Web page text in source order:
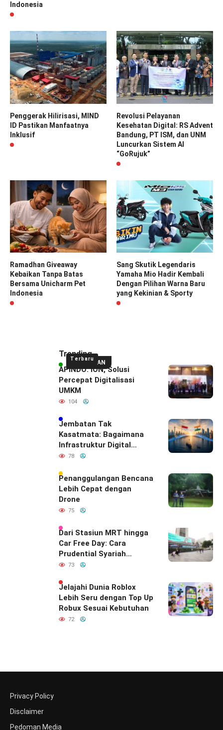
Indonesia
Penggerak Hilirisasi, MIND
ID Pastikan Manfaatnya
Inklusif
Revolusi Pelayanan
Kesehatan Digital: RS Advent
Bandung, PT ISM, dan UNM
Luncurkan Sistem AI
“GoRujuk”
Ramadhan Giveaway
Kebaikan Tanpa Batas
Bersama Unicharm Pet
Indonesia
Sang Skutik Legendaris
Yamaha Mio Hadir Kembali
Dengan Pilihan Warna Baru
yang Kekinian & Sporty
UNGGULAN
Terbaru
Trending
APINDO: ION, Solusi
Percepat Digitalisasi
UMKM
104
Jembatan Tak
Kasatmata: Bagaimana
Infrastruktur Digital
Diam-Diam
Hubungan Indonesia–
India
78
Penanggulangan Bencana
Lebih Cepat dengan
Drone
75
Dari Stasiun MRT hingga
Car Free Day: Cara
Prudential Syariah
Merayakan yang Nomor
Indonesia
73
Jelajahi Dunia Roblox
Lebih Seru dengan Top Up
Robux Sesuai Kebutuhan
72
Privacy Policy
Disclaimer
Pedoman Media